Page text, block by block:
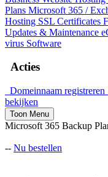
Plans Microsoft 365 /
Hosting SSL Certificates
Updates & Maintenance
virus Software
Acties
Domeinnaam registreren
bekijken
Toon Menu
Microsoft 365 Backup
-- Nu bestellen